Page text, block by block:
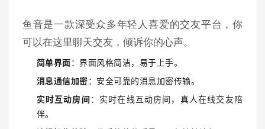
鱼音是一款深受众多年轻人喜爱的交友平台，你
可以在这里聊天交友，倾诉你的心声。
简单界面：界面风格简洁，易于上手。
消息通信加密：安全可靠的消息加密传输。
实时互动房间：实时在线互动房间，真人在线交友陪
伴。